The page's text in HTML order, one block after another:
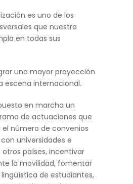
es uno de los
que nuestra
en todas sus
una mayor proyección
escena internacional.
en marcha un
de actuaciones que
número de convenios
universidades e
países, incentivar
la movilidad, fomentar
de estudiantes,